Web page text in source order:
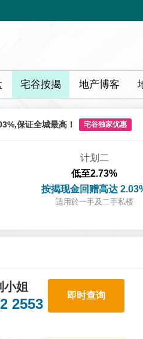
宅谷按揭 地产博客
保证全城最高！ 宅谷独家优惠
计划二
低至2.73%
按揭现金回赠高达
适用於一手及二手私楼
小姐
2553
即时查询